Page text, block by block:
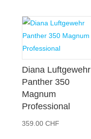
Diana Luftgewehr
Panther 350
Magnum
Professional
359.00 CHF